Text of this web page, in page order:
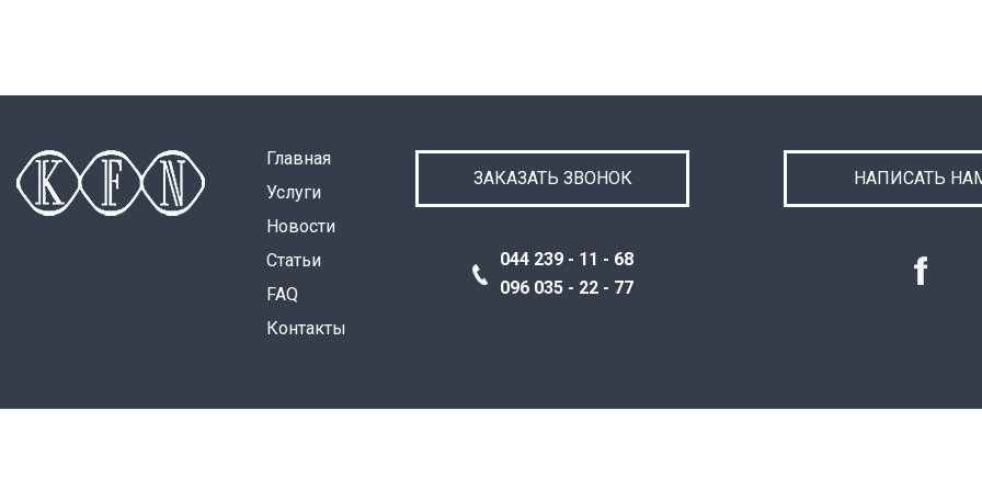
Главная
Услуги
Новости
Статьи
FAQ
Контакты
ЗАКАЗАТЬ ЗВОНОК
044 239 - 11 - 68
096 035 - 22 - 77
НАПИСАТЬ